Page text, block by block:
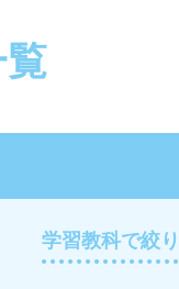
学習教科で絞